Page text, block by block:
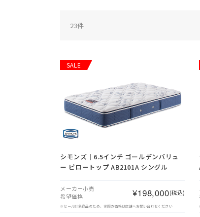
23件
SALE
シモンズ｜6.5インチ ゴールデンバリュ
ー ピロートップ AB2101A シングル
メーカー小売
希望価格
¥198,000(税込)
※セール対象商品のため、実際の価格は店舗へお問い合わせください